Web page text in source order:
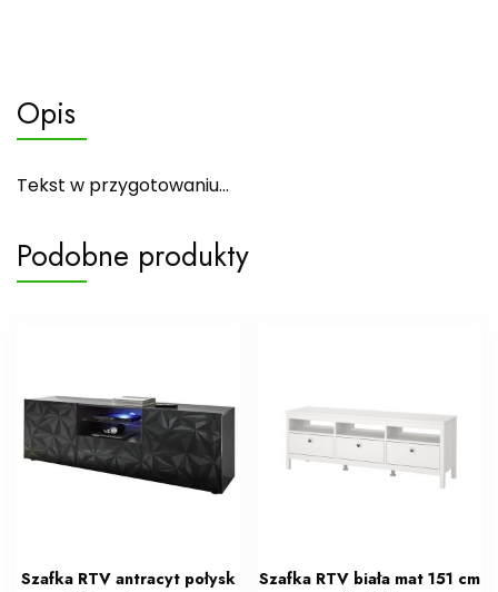
Opis
Tekst w przygotowaniu…
Podobne produkty
Szafka RTV antracyt połysk
Szafka RTV biała mat 151 cm